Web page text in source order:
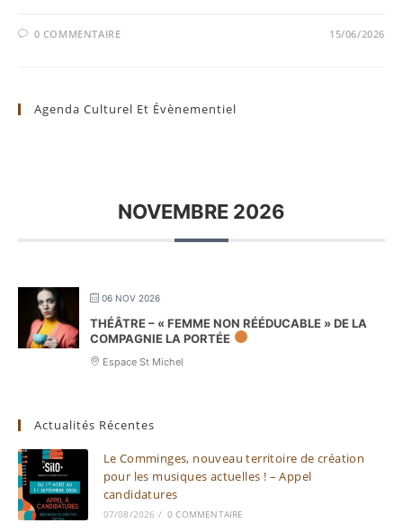
0 COMMENTAIRE 15/06/2026
Agenda Culturel Et Évènementiel
NOVEMBRE 2026
06 NOV 2026
THÉÂTRE – « FEMME NON RÉÉDUCABLE » DE LA
COMPAGNIE LA PORTÉE
Espace St Michel
Actualités Récentes
Le Comminges, nouveau territoire de création
pour les musiques actuelles ! – Appel
candidatures
07/08/2026 / 0 COMMENTAIRE